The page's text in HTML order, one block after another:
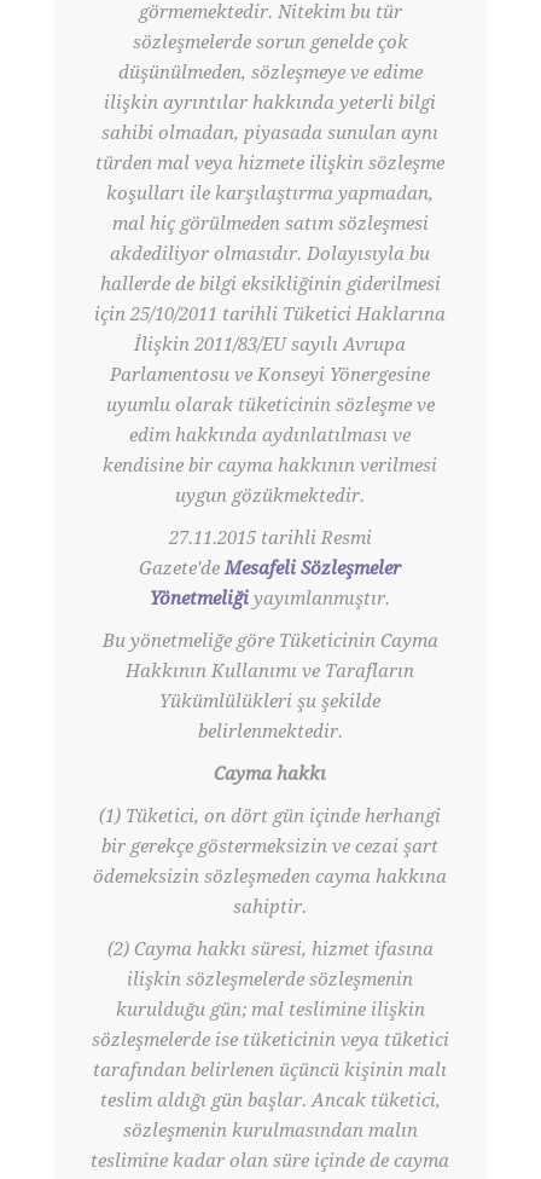
görmemektedir. Nitekim bu tür
sözleşmelerde sorun genelde çok
düşünülmeden, sözleşmeye ve edime
ilişkin ayrıntılar hakkında yeterli bilgi
sahibi olmadan, piyasada sunulan aynı
türden mal veya hizmete ilişkin sözleşme
koşulları ile karşılaştırma yapmadan,
mal hiç görülmeden satım sözleşmesi
akdediliyor olmasıdır. Dolayısıyla bu
hallerde de bilgi eksikliğinin giderilmesi
için 25/10/2011 tarihli Tüketici Haklarına
İlişkin 2011/83/EU sayılı Avrupa
Parlamentosu ve Konseyi Yönergesine
uyumlu olarak tüketicinin sözleşme ve
edim hakkında aydınlatılması ve
kendisine bir cayma hakkının verilmesi
uygun gözükmektedir.
27.11.2015 tarihli Resmi
Gazete'deMesafeli Sözleşmeler
Yönetmeliği yayımlanmıştır.
Bu yönetmeliğe göre Tüketicinin Cayma
Hakkının Kullanımı ve Tarafların
Yükümlülükleri şu şekilde
belirlenmektedir.
Cayma hakkı
(1) Tüketici, on dört gün içinde herhangi
bir gerekçe göstermeksizin ve cezai şart
ödemeksizin sözleşmeden cayma hakkına
sahiptir.
(2) Cayma hakkı süresi, hizmet ifasına
ilişkin sözleşmelerde sözleşmenin
kurulduğu gün; mal teslimine ilişkin
sözleşmelerde ise tüketicinin veya tüketici
tarafından belirlenen üçüncü kişinin malı
teslim aldığı gün başlar. Ancak tüketici,
sözleşmenin kurulmasından malın
teslimine kadar olan süre içinde de cayma